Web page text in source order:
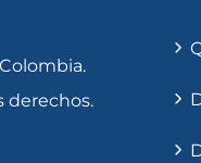
derechos.